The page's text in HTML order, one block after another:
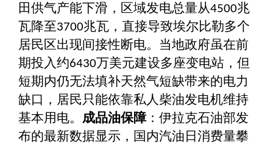
田供气产能下滑，区域发电总量从4500兆
瓦降至3700兆瓦，直接导致埃尔比勒多个
居民区出现间接性断电。当地政府虽在前
期投入约6430万美元建设多座变电站，但
短期内仍无法填补天然气短缺带来的电力
缺口，居民只能依靠私人柴油发电机维持
基本用电。 成品油保障：伊拉克石油部发
布的最新数据显示，国内汽油日消费量攀